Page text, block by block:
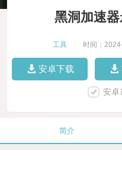
黑洞加速
工具 时间：
安卓下载
安卓
简介